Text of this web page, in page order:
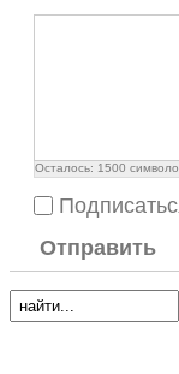
Осталось: 1500
Отправить